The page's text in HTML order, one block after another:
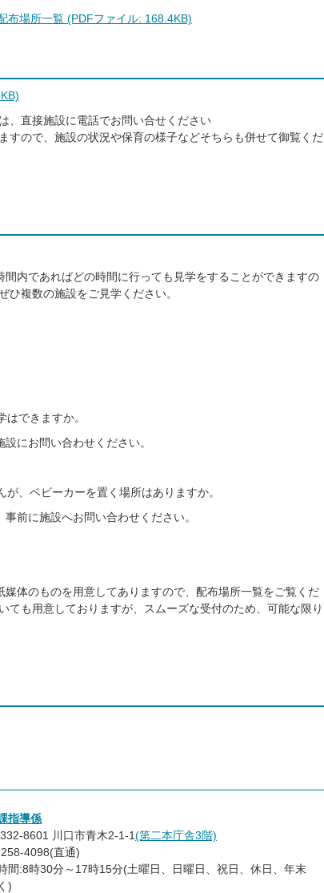
布場所一覧 (PDFファイル: 168.4KB)
、直接施設に電話でお問い合せください
すので、施設の状況や保育の様子などそちらも併せて御覧くだ
内であればどの時間に行っても見学をすることができますの
ひ複数の施設をご見学ください。
できますか。
にお問い合わせください。
、ベビーカーを置く場所はありますか。
前に施設へお問い合わせください。
体のものを用意してありますので、配布場所一覧をご覧くだ
ても用意しておりますが、スムーズな受付のため、可能な限り
指導係
8601 川口市青木2-1-1(第二本庁舎3階)
4098(直通)
間:8時30分～17時15分(土曜日、日曜日、祝日、休日、年末
)